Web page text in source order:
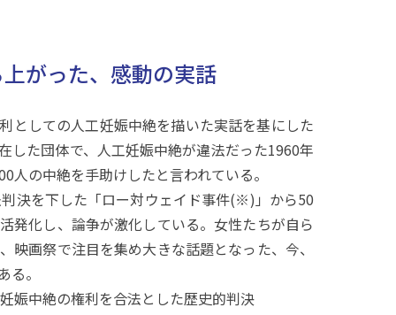
がった、感動の実話
としての人工妊娠中絶を描いた実話を基にした
した団体で、人工妊娠中絶が違法だった1960年
の中絶を手助けしたと言われている。
決を下した「ロー対ウェイド事件(※)」から50
発化し、論争が激化している。女性たちが自ら
画祭で注目を集め大きな話題となった、今、
。
娠中絶の権利を合法とした歴史的判決